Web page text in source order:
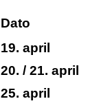
Dato
19. april
20. / 21. april
25. april